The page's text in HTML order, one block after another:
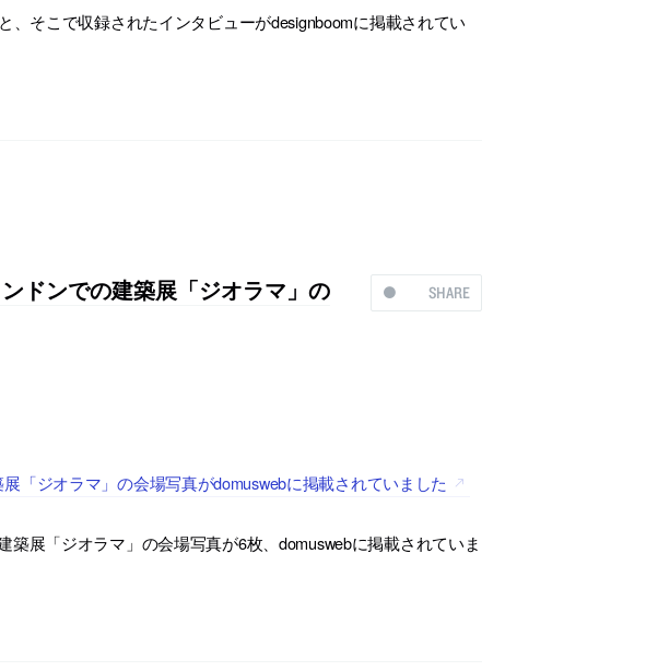
、そこで収録されたインタビューがdesignboomに掲載されてい
SHARE
ドンでの建築展「ジオラマ」の
「ジオラマ」の会場写真がdomuswebに掲載されていました
築展「ジオラマ」の会場写真が6枚、domuswebに掲載されていま